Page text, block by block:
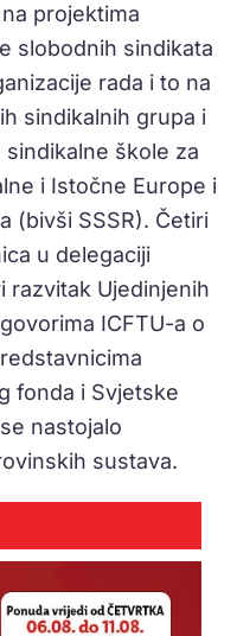
projektima
slobodnih sindikata
rada i to na
sindikalnih grupa i
škole za
i Istočne Europe i
(bivši SSSR). Četiri
u delegaciji
razvitak Ujedinjenih
ICFTU-a o
fonda i Svjetske
nastojalo
sustava.